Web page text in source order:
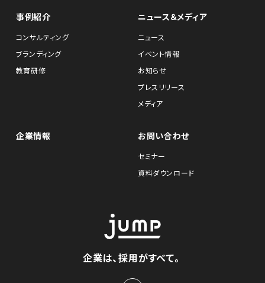
事例紹介
コンサルティング
ブランディング
教育研修
ニュース＆メディア
ニュース
イベント情報
お知らせ
プレスリリース
メディア
企業情報 お問い合わせ
セミナー
資料ダウンロード
企業は、採用がすべて。